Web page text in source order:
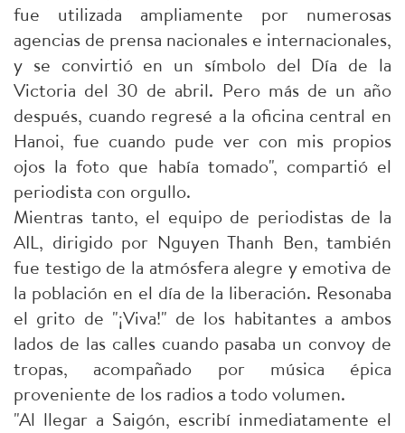
fue utilizada ampliamente por numerosas
agencias de prensa nacionales e internacionales,
y se convirtió en un símbolo del Día de la
Victoria del 30 de abril. Pero más de un año
después, cuando regresé a la oficina central en
Hanoi, fue cuando pude ver con mis propios
ojos la foto que había tomado", compartió el
periodista con orgullo.
Mientras tanto, el equipo de periodistas de la
AIL, dirigido por Nguyen Thanh Ben, también
fue testigo de la atmósfera alegre y emotiva de
la población en el día de la liberación. Resonaba
el grito de "¡Viva!" de los habitantes a ambos
lados de las calles cuando pasaba un convoy de
tropas, acompañado por música épica
proveniente de los radios a todo volumen.
"Al llegar a Saigón, escribí inmediatamente el